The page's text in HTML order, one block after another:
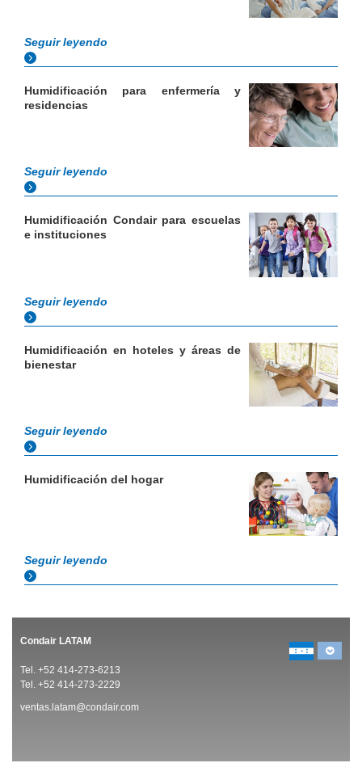
Seguir leyendo
Humidificación para enfermería y
residencias
Seguir leyendo
Humidificación Condair para escuelas
e instituciones
Seguir leyendo
Humidificación en hoteles y áreas de
bienestar
Seguir leyendo
Humidificación del hogar
Seguir leyendo
Condair LATAM
Tel. +52 414-273-6213
Tel. +52 414-273-2229
ventas.latam@condair.com